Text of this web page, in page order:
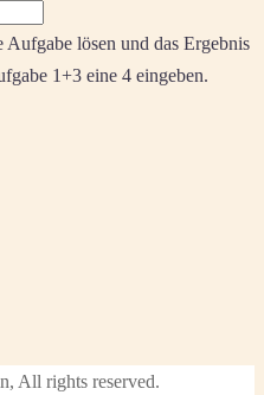
Aufgabe lösen und das Ergebnis
1+3 eine 4 eingeben.
All rights reserved.